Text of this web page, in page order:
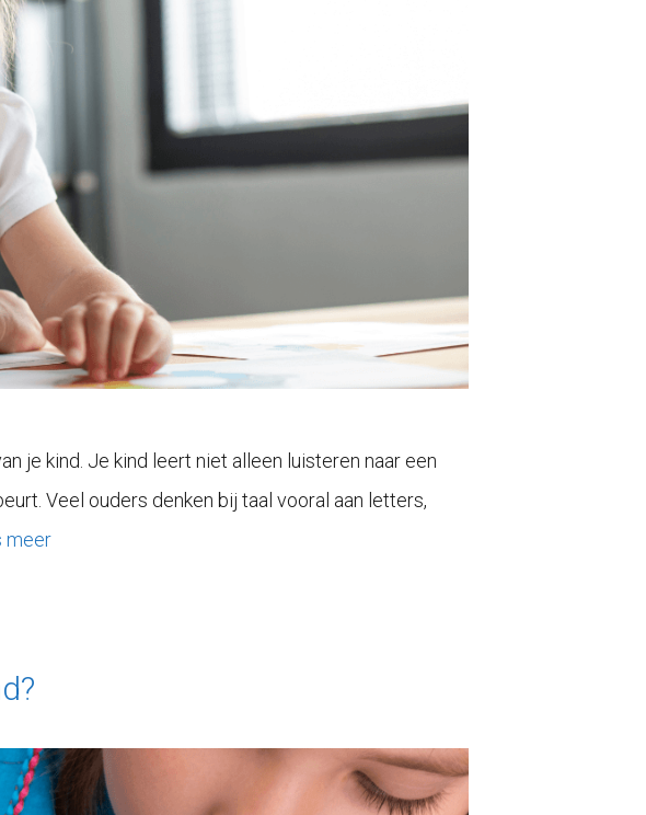
je kind. Je kind leert niet alleen luisteren naar een
Veel ouders denken bij taal vooral aan letters,
meer